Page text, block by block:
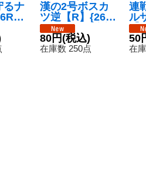
るナ
漢の2号ボスカ
ツ逆【R】{26R
P223/77}《多》
80円(税込)
在庫数 250点
連
ル
【
2/
50
在